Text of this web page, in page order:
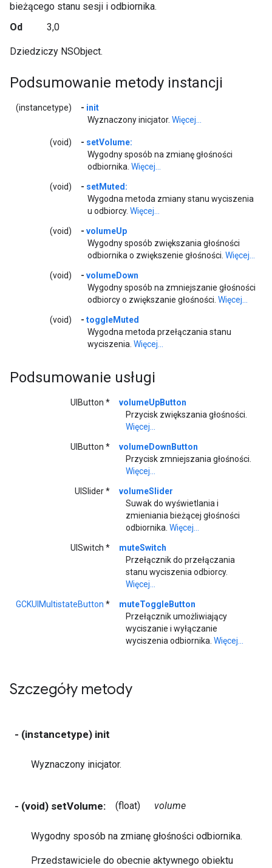
bieżącego stanu sesji i odbiornika.
Od
3,0
Dziedziczy NSObject.
Podsumowanie metody instancji
(instancetype) - init
Wyznaczony inicjator. Więcej...
(void) - setVolume:
Wygodny sposób na zmianę głośności
odbiornika. Więcej...
(void) - setMuted:
Wygodna metoda zmiany stanu wyciszenia
u odbiorcy. Więcej...
(void) - volumeUp
Wygodny sposób zwiększania głośności
odbiornika o zwiększenie głośności. Więcej...
(void) - volumeDown
Wygodny sposób na zmniejszanie głośności
odbiorcy o zwiększanie głośności. Więcej...
(void) - toggleMuted
Wygodna metoda przełączania stanu
wyciszenia. Więcej...
Podsumowanie usługi
UIButton *
volumeUpButton
Przycisk zwiększania głośności.
Więcej...
UIButton *
volumeDownButton
Przycisk zmniejszania głośności.
Więcej...
UISlider *
volumeSlider
Suwak do wyświetlania i
zmieniania bieżącej głośności
odbiornika. Więcej...
UISwitch *
muteSwitch
Przełącznik do przełączania
stanu wyciszenia odbiorcy.
Więcej...
GCKUIMultistateButton *
muteToggleButton
Przełącznik umożliwiający
wyciszanie i wyłączanie
wyciszenia odbiornika. Więcej...
Szczegóły metody
- (instancetype) init
Wyznaczony inicjator.
- (void) setVolume: (float) volume
Wygodny sposób na zmianę głośności odbiornika.
Przedstawiciele do obecnie aktywnego obiektu